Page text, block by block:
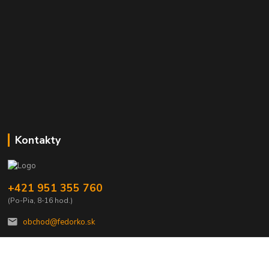
Kontakty
+421 951 355 760
(Po-Pia, 8-16 hod.)
obchod@fedorko.sk